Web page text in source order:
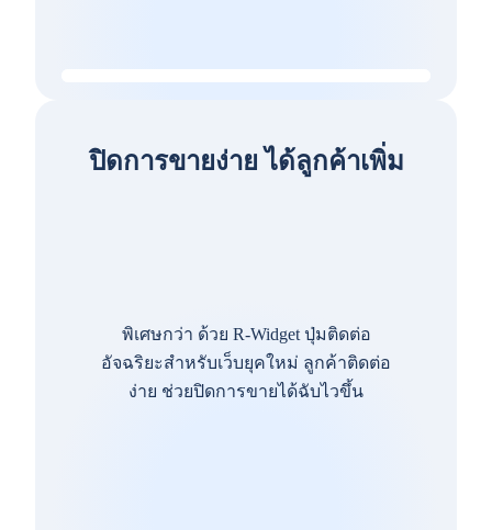
ปิดการขายง่าย ได้ลูกค้าเพิ่ม
พิเศษกว่า ด้วย R-Widget ปุ่มติดต่อ
อัจฉริยะสำหรับเว็บยุคใหม่ ลูกค้าติดต่อ
ง่าย ช่วยปิดการขายได้ฉับไวขึ้น